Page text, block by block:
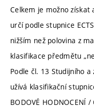
Celkem je možno získat
určí podle stupnice
nižším než polovina z
klasifikace předmětu
Podle čl. 13 Studijního
užívá klasifikační
BODOVÉ HODNOCENÍ